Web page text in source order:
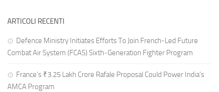
ARTICOLI RECENTI
Defence Ministry Initiates Efforts To Join French-Led Future
Combat Air System (FCAS) Sixth‑Generation Fighter Program
France’s ₹3.25 Lakh Crore Rafale Proposal Could Power India’s
AMCA Program